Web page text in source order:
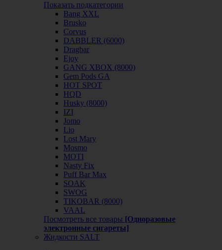
Показать подкатегории
Bang XXL
Brusko
Corvus
DABBLER (6000)
Dragbar
Ejoy
GANG XBOX (8000)
Gem Pods GA
HOT SPOT
HQD
Husky (8000)
IZI
Jomo
Lio
Lost Mary
Mosmo
MOTI
Nasty Fix
Puff Bar Max
SOAK
SWOG
TIKOBAR (8000)
VAAL
Посмотреть все товары [Одноразовые
электронные сигареты]
Жидкости SALT